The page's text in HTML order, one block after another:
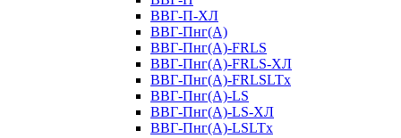
ВВГ-П-ХЛ
ВВГ-Пнг(А)
ВВГ-Пнг(А)-FRLS
ВВГ-Пнг(А)-FRLS-ХЛ
ВВГ-Пнг(А)-FRLSLTx
ВВГ-Пнг(А)-LS
ВВГ-Пнг(А)-LS-ХЛ
ВВГ-Пнг(А)-LSLTx